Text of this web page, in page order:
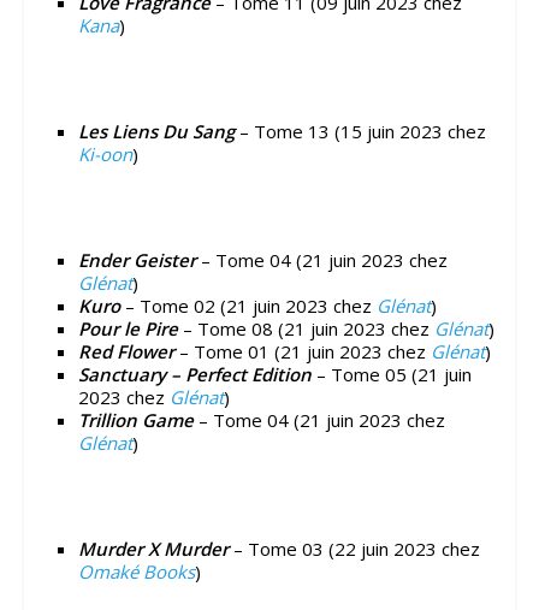
Kana)
Les Liens Du Sang– Tome 13 (15 juin 2023 chez
Ki-oon)
Ender Geister– Tome 04 (21 juin 2023 chez
Glénat)
Kuro– Tome 02 (21 juin 2023 chez Glénat)
Pour le Pire– Tome 08 (21 juin 2023 chez Glénat)
Red Flower– Tome 01 (21 juin 2023 chez Glénat)
Sanctuary – Perfect Edition– Tome 05 (21 juin
2023 chez Glénat)
Trillion Game– Tome 04 (21 juin 2023 chez
Glénat)
Murder X Murder– Tome 03 (22 juin 2023 chez
Omaké Books)